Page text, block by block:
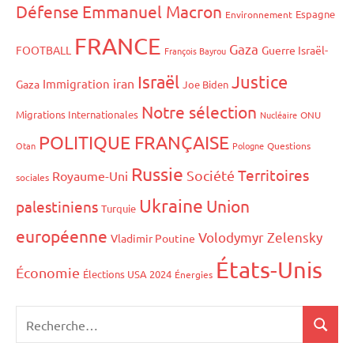
Défense Emmanuel Macron Environnement Espagne
FOOTBALL FRANCE François Bayrou Gaza Guerre Israël-
Gaza Immigration iran Israël Joe Biden Justice
Migrations Internationales Notre sélection Nucléaire ONU
Otan POLITIQUE FRANÇAISE Pologne Questions
sociales Royaume-Uni Russie Société Territoires
palestiniens Turquie Ukraine Union
européenne Vladimir Poutine Volodymyr Zelensky
Économie Élections USA 2024 Énergies États-Unis